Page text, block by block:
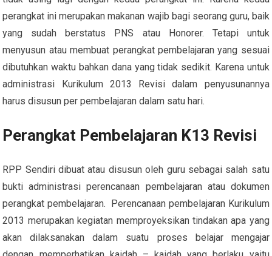
perangkat ini merupakan makanan wajib bagi seorang guru, baik
yang sudah berstatus PNS atau Honorer. Tetapi untuk
menyusun atau membuat perangkat pembelajaran yang sesuai
dibutuhkan waktu bahkan dana yang tidak sedikit. Karena untuk
administrasi Kurikulum 2013 Revisi dalam penyusunannya
harus disusun per pembelajaran dalam satu hari.
Perangkat Pembelajaran K13 Revisi
RPP Sendiri dibuat atau disusun oleh guru sebagai salah satu
bukti administrasi perencanaan pembelajaran atau dokumen
perangkat pembelajaran. Perencanaan pembelajaran Kurikulum
2013 merupakan kegiatan memproyeksikan tindakan apa yang
akan dilaksanakan dalam suatu proses belajar mengajar